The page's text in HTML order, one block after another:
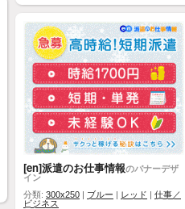
[en]派遣のお仕事情報のバナーデザ
イン
分類: 300x250 | ブルー | レッド | 仕事／
ビジネス